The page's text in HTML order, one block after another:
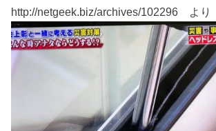
http://netgeek.biz/archives/102296 より